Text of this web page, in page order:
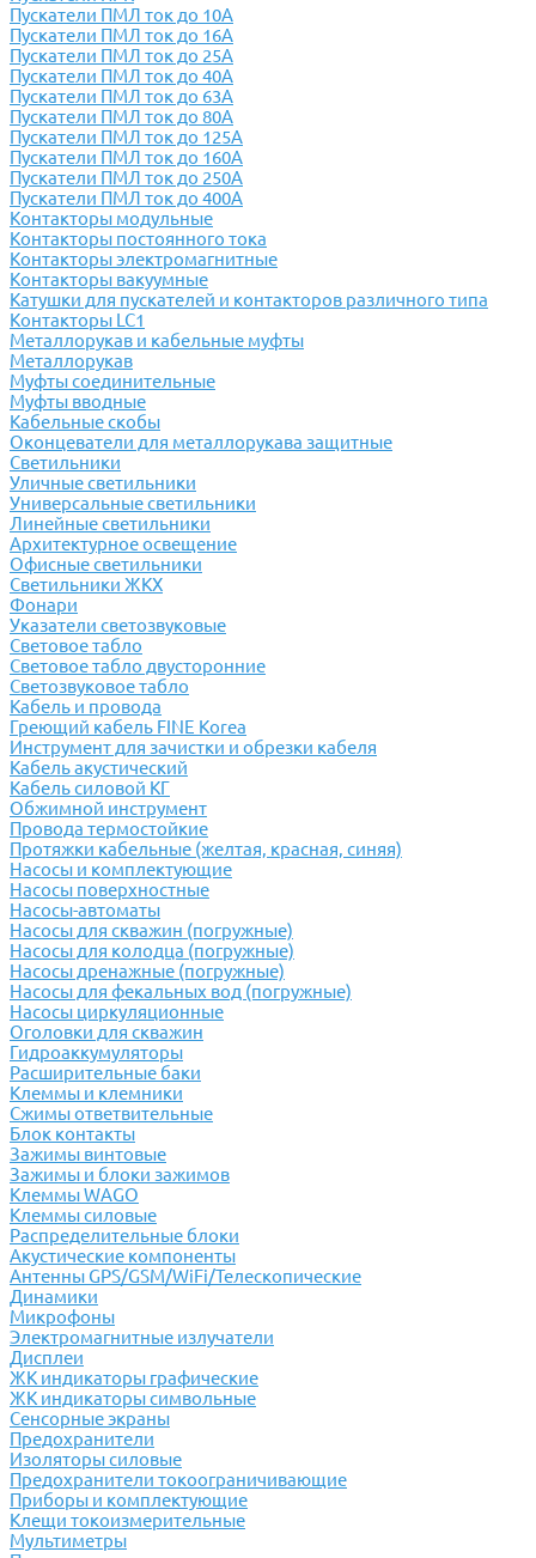
Пускатели ПМЛ ток до 10А
Пускатели ПМЛ ток до 16А
Пускатели ПМЛ ток до 25А
Пускатели ПМЛ ток до 40А
Пускатели ПМЛ ток до 63А
Пускатели ПМЛ ток до 80А
Пускатели ПМЛ ток до 125А
Пускатели ПМЛ ток до 160А
Пускатели ПМЛ ток до 250А
Пускатели ПМЛ ток до 400А
Контакторы модульные
Контакторы постоянного тока
Контакторы электромагнитные
Контакторы вакуумные
Катушки для пускателей и контакторов различного типа
Контакторы LC1
Металлорукав и кабельные муфты
Металлорукав
Муфты соединительные
Муфты вводные
Кабельные скобы
Оконцеватели для металлорукава защитные
Светильники
Уличные светильники
Универсальные светильники
Линейные светильники
Архитектурное освещение
Офисные светильники
Светильники ЖКХ
Фонари
Указатели светозвуковые
Световое табло
Световое табло двусторонние
Светозвуковое табло
Кабель и провода
Греющий кабель FINE Korea
Инструмент для зачистки и обрезки кабеля
Кабель акустический
Кабель силовой КГ
Обжимной инструмент
Провода термостойкие
Протяжки кабельные (желтая, красная, синяя)
Насосы и комплектующие
Насосы поверхностные
Насосы-автоматы
Насосы для скважин (погружные)
Насосы для колодца (погружные)
Насосы дренажные (погружные)
Насосы для фекальных вод (погружные)
Насосы циркуляционные
Оголовки для скважин
Гидроаккумуляторы
Расширительные баки
Клеммы и клемники
Cжимы ответвительные
Блок контакты
Зажимы винтовые
Зажимы и блоки зажимов
Клеммы WAGO
Клеммы силовые
Распределительные блоки
Акустические компоненты
Антенны GPS/GSM/WiFi/Телескопические
Динамики
Микрофоны
Электромагнитные излучатели
Дисплеи
ЖК индикаторы графические
ЖК индикаторы символьные
Сенсорные экраны
Предохранители
Изоляторы силовые
Предохранители токоограничивающие
Приборы и комплектующие
Клещи токоизмерительные
Мультиметры